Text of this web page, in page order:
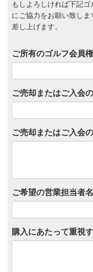
もしよろしければ下記
にご協力をお願い致し
差し上げます。
ご所有のゴルフ会員権
ご売却またはご入会
ご売却またはご入会
ご希望の営業担当者名
購入にあたって重視